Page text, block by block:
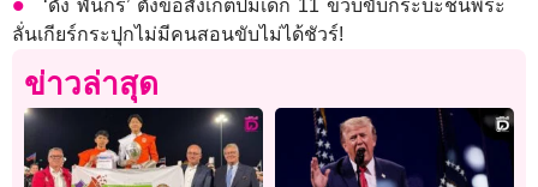
‘ดัง พันกร’ ตั้งข้อสังเกตปมเด็ก 11 ขวบขับกระบะชนพระ
ลั่นเกียร์กระปุกไม่มีคนสอนขับไม่ได้ชัวร์!
ข่าวล่าสุด